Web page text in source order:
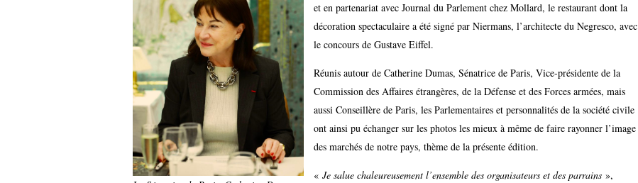
et en partenariat avec Journal du Parlement chez Mollard, le restaurant dont la
décoration spectaculaire a été signé par Niermans, l’architecte du Negresco, avec
le concours de Gustave Eiffel.
Réunis autour de Catherine Dumas, Sénatrice de Paris, Vice-présidente de la
Commission des Affaires étrangères, de la Défense et des Forces armées, mais
aussi Conseillère de Paris, les Parlementaires et personnalités de la société civile
ont ainsi pu échanger sur les photos les mieux à même de faire rayonner l’image
des marchés de notre pays, thème de la présente édition.
« Je salue chaleureusement l’ensemble des organisateurs et des parrains »,